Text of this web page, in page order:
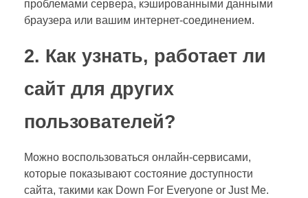
проблемами сервера, кэшированными данными
браузера или вашим интернет-соединением.
2. Как узнать, работает ли
сайт для других
пользователей?
Можно воспользоваться онлайн-сервисами,
которые показывают состояние доступности
сайта, такими как Down For Everyone or Just Me.